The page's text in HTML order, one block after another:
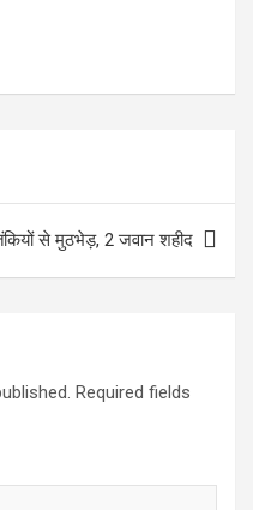
से मुठभेड़, 2 जवान शहीद
Required fields